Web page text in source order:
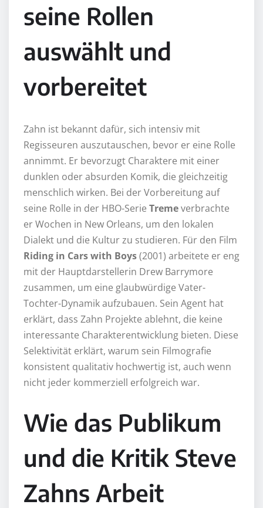
seine Rollen
auswählt und
vorbereitet
Zahn ist bekannt dafür, sich intensiv mit
Regisseuren auszutauschen, bevor er eine Rolle
annimmt. Er bevorzugt Charaktere mit einer
dunklen oder absurden Komik, die gleichzeitig
menschlich wirken. Bei der Vorbereitung auf
seine Rolle in der HBO-Serie Tremeverbrachte
er Wochen in New Orleans, um den lokalen
Dialekt und die Kultur zu studieren. Für den Film
Riding in Cars with Boys(2001) arbeitete er eng
mit der Hauptdarstellerin Drew Barrymore
zusammen, um eine glaubwürdige Vater-
Tochter-Dynamik aufzubauen. Sein Agent hat
erklärt, dass Zahn Projekte ablehnt, die keine
interessante Charakterentwicklung bieten. Diese
Selektivität erklärt, warum sein Filmografie
konsistent qualitativ hochwertig ist, auch wenn
nicht jeder kommerziell erfolgreich war.
Wie das Publikum
und die Kritik Steve
Zahns Arbeit